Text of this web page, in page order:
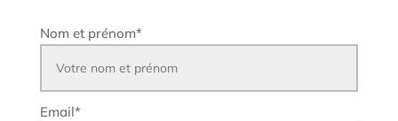
Nom et prénom*
Email*